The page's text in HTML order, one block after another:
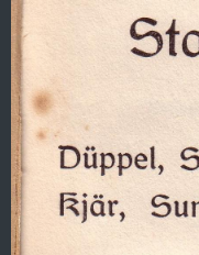
E
«
Diippe1,
Kjär,